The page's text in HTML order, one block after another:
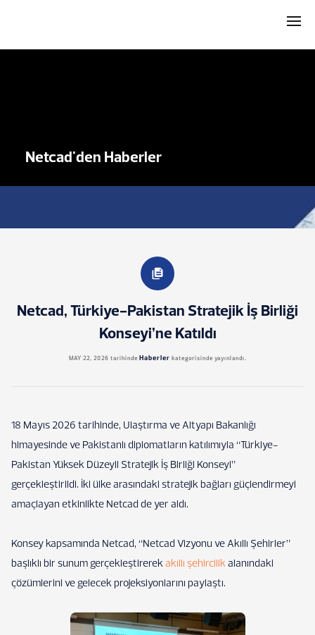
Netcad'den Haberler
Netcad, Türkiye-Pakistan Stratejik İş Birliği
Konseyi’ne Katıldı
MAY 22, 2026 tarihinde Haberler kategorisinde yayınlandı.
18 Mayıs 2026 tarihinde, Ulaştırma ve Altyapı Bakanlığı
himayesinde ve Pakistanlı diplomatların katılımıyla “Türkiye-
Pakistan Yüksek Düzeyli Stratejik İş Birliği Konseyi”
gerçekleştirildi. İki ülke arasındaki stratejik bağları güçlendirmeyi
amaçlayan etkinlikte Netcad de yer aldı.
Konsey kapsamında Netcad, “Netcad Vizyonu ve Akıllı Şehirler”
başlıklı bir sunum gerçekleştirerekakıllı şehircilikalanındaki
çözümlerini ve gelecek projeksiyonlarını paylaştı.